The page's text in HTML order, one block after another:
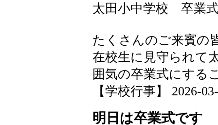
太田小中学校 卒業
たくさんのご来賓の
在校生に見守られて
囲気の卒業式にする
【学校行事】 2026-
明日は卒業式です